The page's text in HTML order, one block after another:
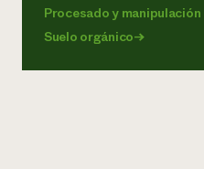
Procesado y
Suelo orgánico→